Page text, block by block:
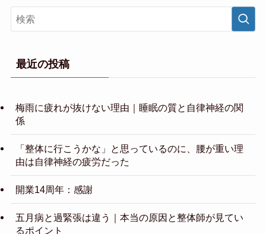
最近の投稿
梅雨に疲れが抜けない理由｜睡眠の質と自律神経の関
係
「整体に行こうかな」と思っているのに、腰が重い理
由は自律神経の疲労だった
開業14周年：感謝
五月病と過緊張は違う｜本当の原因と整体師が見てい
るポイント